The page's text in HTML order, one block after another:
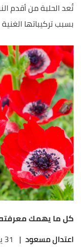
تُعد الحلبة من أقدم
بسبب تركيباتها
كل ما يهمك معرفته
اعتدال مسعود | 31 يوليو 2022